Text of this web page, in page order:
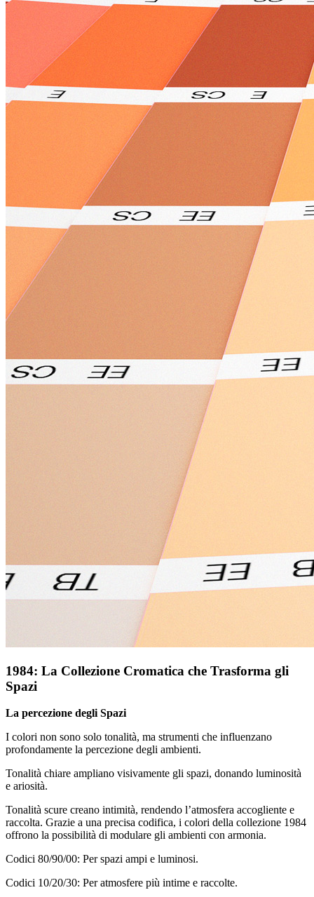
1984: La Collezione Cromatica che Trasforma gli
Spazi
La percezione degli Spazi
I colori non sono solo tonalità, ma strumenti che influenzano
profondamente la percezione degli ambienti.
Tonalità chiare ampliano visivamente gli spazi, donando luminosità
e ariosità.
Tonalità scure creano intimità, rendendo l’atmosfera accogliente e
raccolta. Grazie a una precisa codifica, i colori della collezione 1984
offrono la possibilità di modulare gli ambienti con armonia.
Codici 80/90/00: Per spazi ampi e luminosi.
Codici 10/20/30: Per atmosfere più intime e raccolte.